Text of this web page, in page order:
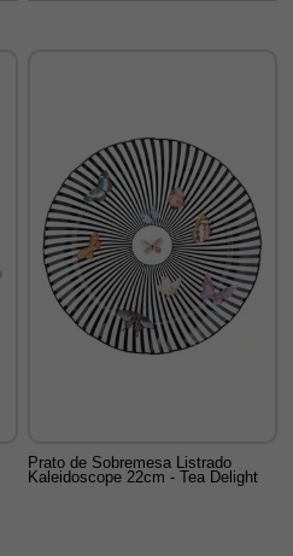
Prato de Sobremesa Listrado
Kaleidoscope 22cm - Tea Delight